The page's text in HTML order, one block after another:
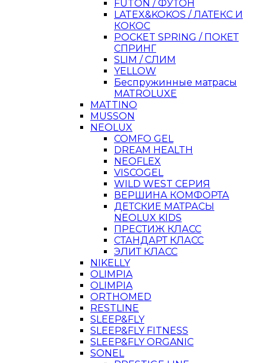
FUTON / ФУТОН
LATEX&KOKOS / ЛАТЕКС И
КОКОС
POCKET SPRING / ПОКЕТ
СПРИНГ
SLIM / СЛИМ
YELLOW
Беспружинные матрасы
MATROLUXE
MATTINO
MUSSON
NEOLUX
COMFO GEL
DREAM HEALTH
NEOFLEX
VISCOGEL
WILD WEST СЕРИЯ
ВЕРШИНА КОМФОРТА
ДЕТСКИЕ МАТРАСЫ
NEOLUX KIDS
ПРЕСТИЖ КЛАСС
СТАНДАРТ КЛАСС
ЭЛИТ КЛАСС
NIKELLY
OLIMPIA
OLIMPIA
ORTHOMED
RESTLINE
SLEEP&FLY
SLEEP&FLY FITNESS
SLEEP&FLY ORGANIC
SONEL